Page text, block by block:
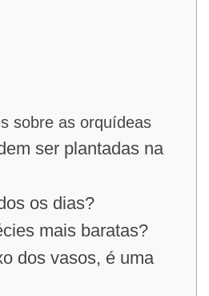
sobre as orquídeas
ser plantadas na
os dias?
mais baratas?
dos vasos, é uma